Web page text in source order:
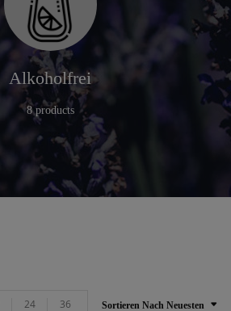
Alkoholfrei
8 products
Sortieren Nach Neuesten
24 36